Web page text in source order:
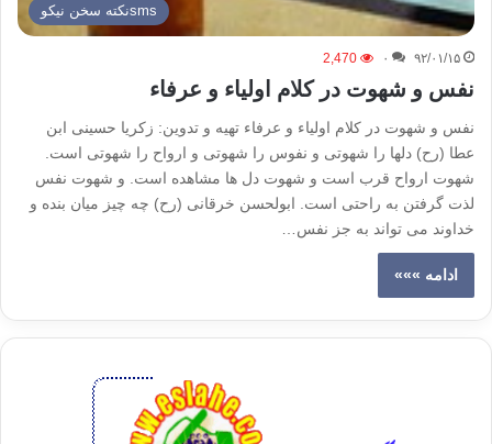
smsنكته سخن نيكو
۹۲/۰۱/۱۵ ۰ 2,470
نفس و شهوت در کلام اولیاء و عرفاء
نفس و شهوت در کلام اولیاء و عرفاء تهیه و تدوین: زکریا حسینی ابن
عطا (رح) دلها را شهوتی و نفوس را شهوتی و ارواح را شهوتی است.
شهوت ارواح قرب است و شهوت دل ها مشاهده است. و شهوت نفس
لذت گرفتن به راحتی است. ابولحسن خرقانی (رح) چه چیز میان بنده و
خداوند می تواند به جز نفس…
ادامه »»»